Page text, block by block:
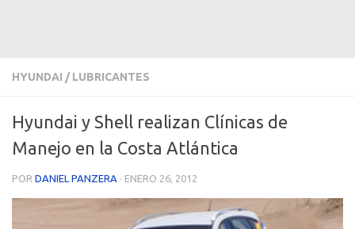
HYUNDAI / LUBRICANTES
Hyundai y Shell realizan Clínicas de
Manejo en la Costa Atlántica
POR DANIEL PANZERA · ENERO 26, 2012